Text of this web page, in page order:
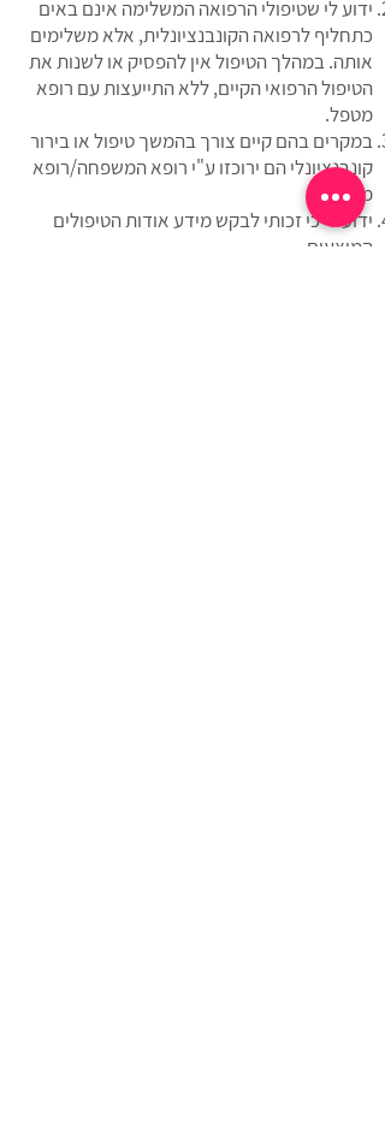
ידוע לי שטיפולי הרפואה המשלימה אינם באים
כתחליף לרפואה הקונבנציונלית, אלא משלימים
אותה. במהלך הטיפול אין להפסיק או לשנות את
הטיפול הרפואי הקיים, ללא התייעצות עם רופא
מטפל.
במקרים בהם קיים צורך בהמשך טיפול או בירור
קונבנציונלי הם ירוכזו ע"י רופא המשפחה/רופא
מטפל.
ידוע לי כי זכותי לבקש מידע אודות הטיפולים
המוצעים.